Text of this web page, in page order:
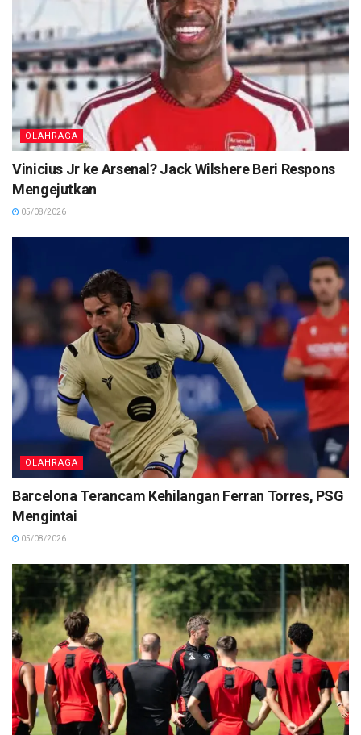
OLAHRAGA
Vinicius Jr ke Arsenal? Jack Wilshere Beri Respons
Mengejutkan
05/08/2026
OLAHRAGA
Barcelona Terancam Kehilangan Ferran Torres, PSG
Mengintai
05/08/2026